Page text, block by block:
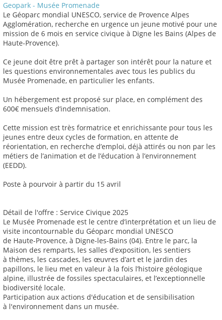
Geopark - Musée Promenade
Le Géoparc mondial UNESCO, service de Provence Alpes
Agglomération, recherche en urgence un jeune motivé pour une
mission de 6 mois en service civique à Digne les Bains (Alpes de
Haute-Provence).
Ce jeune doit être prêt à partager son intérêt pour la nature et
les questions environnementales avec tous les publics du
Musée Promenade, en particulier les enfants.
Un hébergement est proposé sur place, en complément des
600€ mensuels d’indemnisation.
Cette mission est très formatrice et enrichissante pour tous les
jeunes entre deux cycles de formation, en attente de
réorientation, en recherche d’emploi, déjà attirés ou non par les
métiers de l’animation et de l’éducation à l’environnement
(EEDD).
Poste à pourvoir à partir du 15 avril
Détail de l'offre : Service Civique 2025
Le Musée Promenade est le centre d’interprétation et un lieu de
visite incontournable du Géoparc mondial UNESCO
de Haute-Provence, à Digne-les-Bains (04). Entre le parc, la
Maison des remparts, les salles d’exposition, les sentiers
à thèmes, les cascades, les œuvres d’art et le jardin des
papillons, le lieu met en valeur à la fois l’histoire géologique
alpine, illustrée de fossiles spectaculaires, et l’exceptionnelle
biodiversité locale.
Participation aux actions d'éducation et de sensibilisation
à l'environnement dans un musée.